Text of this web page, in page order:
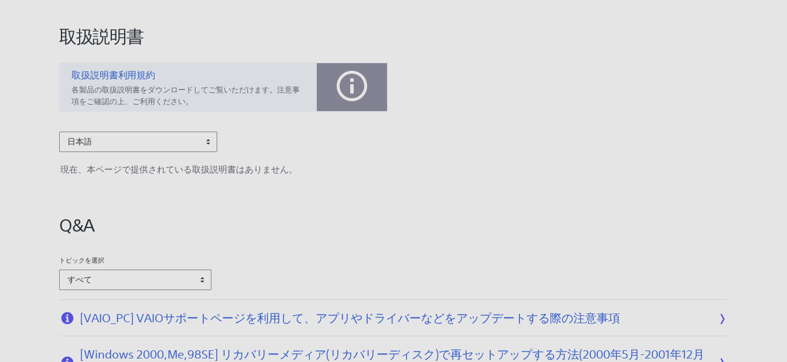
取扱説明書
取扱説明書利用規約
各製品の取扱説明書をダウンロードしてご覧いただけます。注意事
項をご確認の上、ご利用ください。
日本語
現在、本ページで提供されている取扱説明書はありません。
Q&A
トピックを選択
すべて
[VAIO_PC] VAIOサポートページを利用して、アプリやドライバーなどをアップデートする際の注意事項
[Windows 2000,Me,98SE] リカバリーメディア(リカバリーディスク)で再セットアップする方法(2000年5月-2001年12月